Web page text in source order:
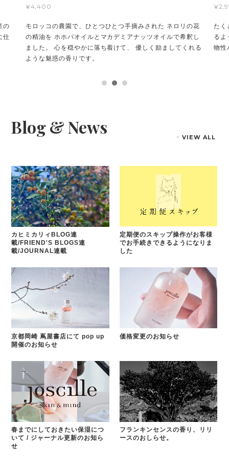
の
仕
¥4,400
モロッコの農園で、ひとつひとつ手摘みされた ネロリの花
の精油を ホホバオイルとマカデミアナッツオイルで希釈し
ました。 心を穏やかに落ち着けて、 優しく励ましてくれる
ような魅惑の香りです。
たく
るよ
物性
Blog & News VIEW ALL
カヒミカリィBLOG連
載/FRIEND'S BLOGS連
載/JOURNAL連載
定期便のスキップ操作がお客様
でお手続きできるようになりま
した
京都岡崎 蔦屋書店にて pop up
開催のお知らせ
価格変更のお知らせ
春までにしておきたい保湿につ
いて / ジャーナル更新のお知ら
せ
フランキンセンスの香り、リリ
ースのおしらせ。